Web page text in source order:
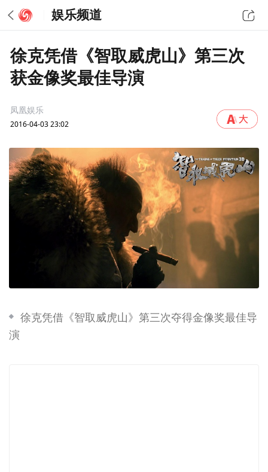
娱乐频道
徐克凭借《智取威虎山》第三次
获金像奖最佳导演
凤凰娱乐
2016-04-03 23:02
徐克凭借《智取威虎山》第三次夺得金像奖最佳导
演